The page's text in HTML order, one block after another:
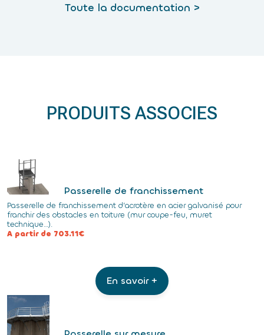
Toute la documentation >
PRODUITS ASSOCIES
Passerelle de franchissement
Passerelle de franchissement d’acrotère en acier galvanisé pour
franchir des obstacles en toiture (mur coupe-feu, muret
technique…).
A partir de 703.11€
En savoir +